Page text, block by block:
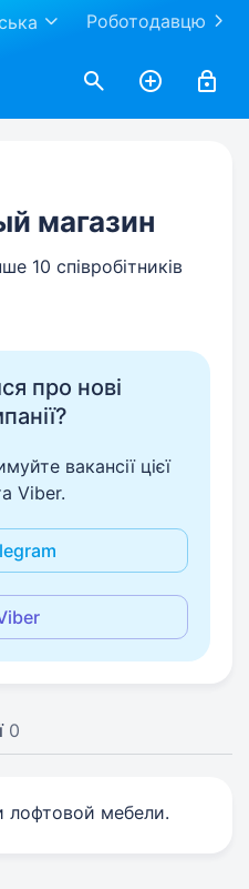
Роботодавцю
магазин
10 співробітників
про нові
вакансії цієї
Viber.
0
лофтовой мебели.